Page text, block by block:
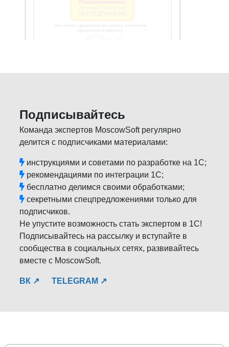
Подписывайтесь
Команда экспертов MoscowSoft регулярно
делится с подписчиками материалами:
инструкциями и советами по разработке на 1С;
рекомендациями по интеграции 1С;
бесплатно делимся своими обработками;
секретными спецпредложениями только для
подписчиков.
Не упустите возможность стать экспертом в 1С!
Подписывайтесь на рассылку и вступайте в
сообщества в социальных сетях, развивайтесь
вместе с MoscowSoft.
ВК ↗ TELEGRAM ↗